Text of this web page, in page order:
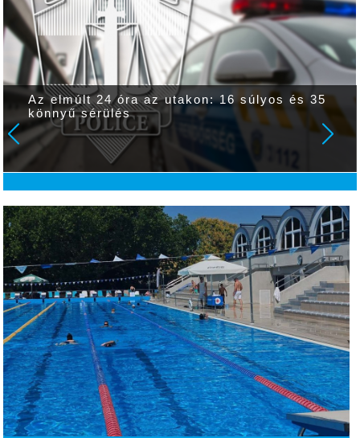
Az elmúlt 24 óra az utakon: 16 súlyos és 35
könnyű sérülés